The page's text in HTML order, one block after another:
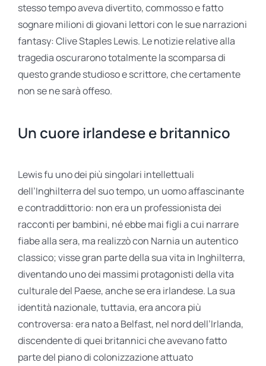
stesso tempo aveva divertito, commosso e fatto
sognare milioni di giovani lettori con le sue narrazioni
fantasy: Clive Staples Lewis. Le notizie relative alla
tragedia oscurarono totalmente la scomparsa di
questo grande studioso e scrittore, che certamente
non se ne sarà offeso.
Un cuore irlandese e britannico
Lewis fu uno dei più singolari intellettuali
dell’Inghilterra del suo tempo, un uomo affascinante
e contraddittorio: non era un professionista dei
racconti per bambini, né ebbe mai figli a cui narrare
fiabe alla sera, ma realizzò con Narnia un autentico
classico; visse gran parte della sua vita in Inghilterra,
diventando uno dei massimi protagonisti della vita
culturale del Paese, anche se era irlandese. La sua
identità nazionale, tuttavia, era ancora più
controversa: era nato a Belfast, nel nord dell’Irlanda,
discendente di quei britannici che avevano fatto
parte del piano di colonizzazione attuato